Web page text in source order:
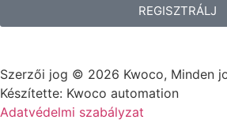
REGISZTRÁLJ
Szerzői jog © 2026 Kwoco, Minden
Készítette: Kwoco automation
Adatvédelmi szabályzat